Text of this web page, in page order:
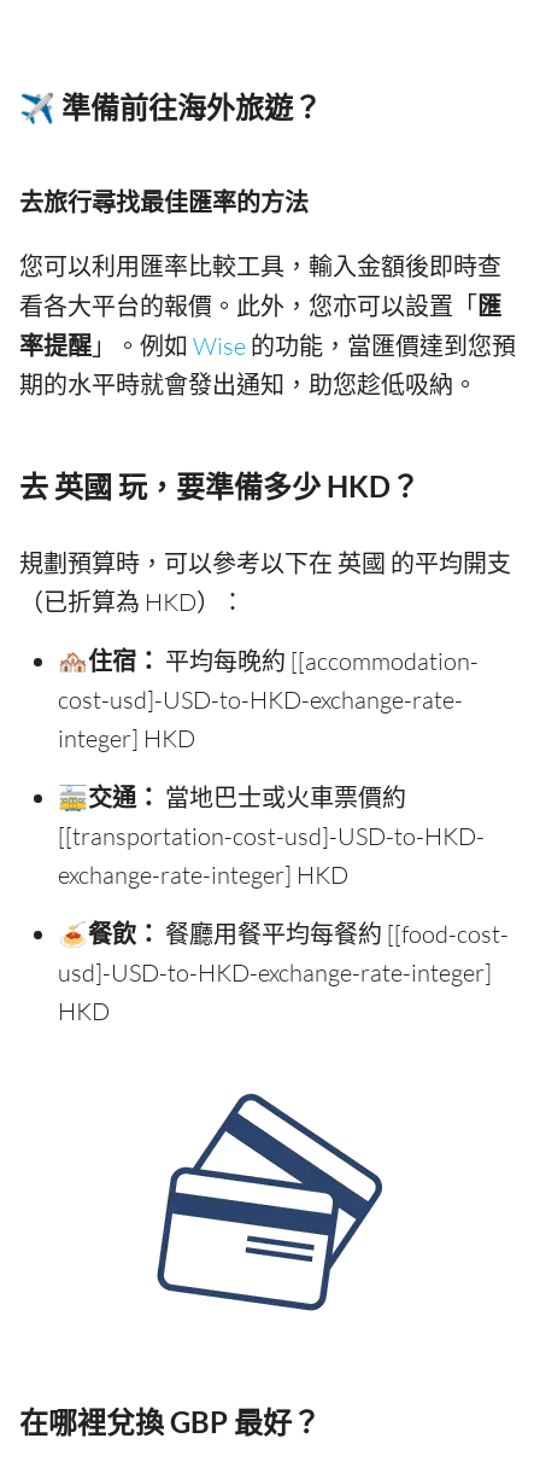
✈️ 準備前往海外旅遊？
去旅行尋找最佳匯率的方法
您可以利用匯率比較工具，輸入金額後即時查
看各大平台的報價。此外，您亦可以設置「匯
率提醒 」。例如 Wise 的功能，當匯價達到您預
期的水平時就會發出通知，助您趁低吸納。
去 英國 玩，要準備多少 HKD？
規劃預算時，可以參考以下在 英國 的平均開支
（已折算為 HKD）：
🏘️住宿： 平均每晚約 [[accommodation-
cost-usd]-USD-to-HKD-exchange-rate-
integer] HKD
🚋交通： 當地巴士或火車票價約
[[transportation-cost-usd]-USD-to-HKD-
exchange-rate-integer] HKD
🍝餐飲： 餐廳用餐平均每餐約 [[food-cost-
usd]-USD-to-HKD-exchange-rate-integer]
HKD
在哪裡兌換 GBP 最好？